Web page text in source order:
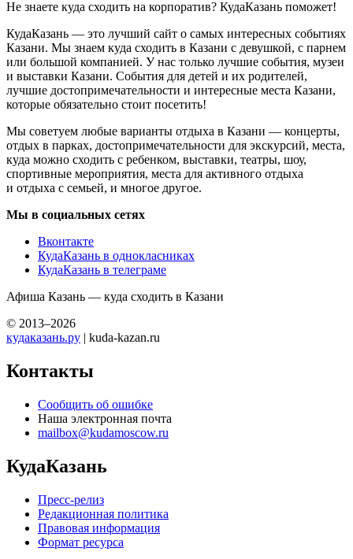
Не знаете куда сходить на корпоратив? КудаКазань поможет!
КудаКазань — это лучший сайт о самых интересных событиях
Казани. Мы знаем куда сходить в Казани с девушкой, с парнем
или большой компанией. У нас только лучшие события, музеи
и выставки Казани. События для детей и их родителей,
лучшие достопримечательности и интересные места Казани,
которые обязательно стоит посетить!
Мы советуем любые варианты отдыха в Казани — концерты,
отдых в парках, достопримечательности для экскурсий, места,
куда можно сходить с ребенком, выставки, театры, шоу,
спортивные мероприятия, места для активного отдыха
и отдыха с семьей, и многое другое.
Мы в социальных сетях
Вконтакте
КудаКазань в однокласниках
КудаКазань в телеграме
Афиша Казань — куда сходить в Казани
© 2013–2026
кудаказань.ру | kuda-kazan.ru
Контакты
Сообщить об ошибке
Наша электронная почта
mailbox@kudamoscow.ru
КудаКазань
Пресс-релиз
Редакционная политика
Правовая информация
Формат ресурса